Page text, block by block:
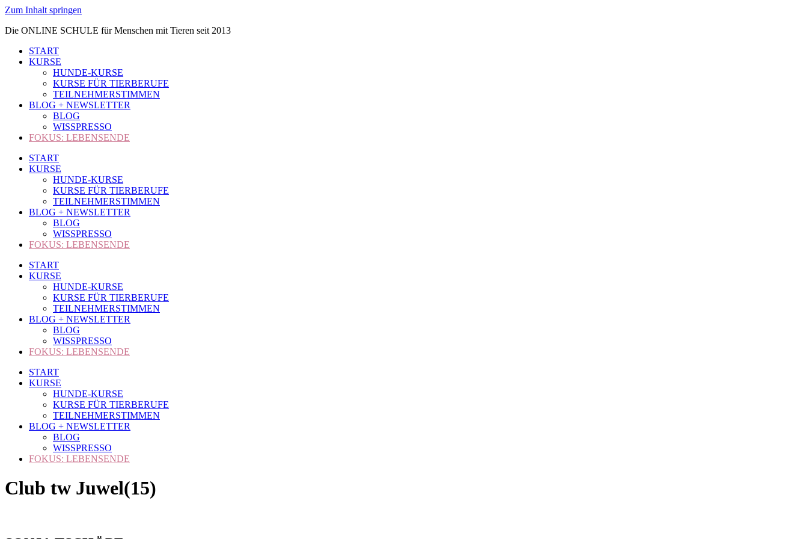
Zum Inhalt springen
Die ONLINE SCHULE für Menschen mit Tieren seit 2013
START
KURSE
HUNDE-KURSE
KURSE FÜR TIERBERUFE
TEILNEHMERSTIMMEN
BLOG + NEWSLETTER
BLOG
WISSPRESSO
FOKUS: LEBENSENDE
START
KURSE
HUNDE-KURSE
KURSE FÜR TIERBERUFE
TEILNEHMERSTIMMEN
BLOG + NEWSLETTER
BLOG
WISSPRESSO
FOKUS: LEBENSENDE
START
KURSE
HUNDE-KURSE
KURSE FÜR TIERBERUFE
TEILNEHMERSTIMMEN
BLOG + NEWSLETTER
BLOG
WISSPRESSO
FOKUS: LEBENSENDE
START
KURSE
HUNDE-KURSE
KURSE FÜR TIERBERUFE
TEILNEHMERSTIMMEN
BLOG + NEWSLETTER
BLOG
WISSPRESSO
FOKUS: LEBENSENDE
Club tw Juwel(15)